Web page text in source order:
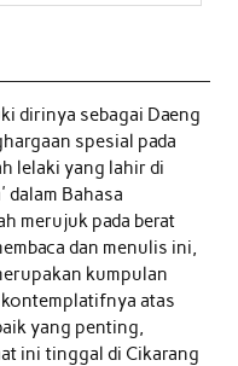
dirinya sebagai Daeng
spesial pada
lelaki yang lahir di
Bahasa
merujuk pada berat
dan menulis ini,
kumpulan
atas
yang penting,
ini tinggal di Cikarang